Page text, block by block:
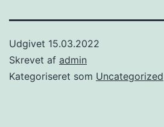
Udgivet 15.03.2022
Skrevet af admin
Kategoriseret som Uncategorized